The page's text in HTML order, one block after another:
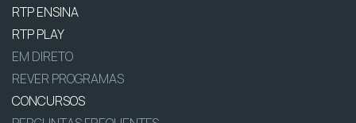
RTP ENSINA
RTP PLAY
EM DIRETO
REVER PROGRAMAS
CONCURSOS